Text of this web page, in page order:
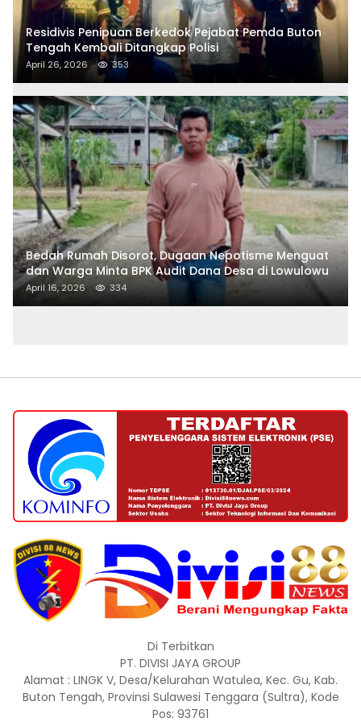
Residivis Penipuan Berkedok Pejabat Pemda Buton
Tengah Kembali Ditangkap Polisi
April 26, 2026 353
Bedah Rumah Disorot, Dugaan Nepotisme Menguat
dan Warga Minta BPK Audit Dana Desa di Lowulowu
April 16, 2026 334
Di Terbitkan
PT. DIVISI JAYA GROUP
Alamat : LINGK V, Desa/Kelurahan Watulea, Kec. Gu, Kab.
Buton Tengah, Provinsi Sulawesi Tenggara (Sultra), Kode
Pos: 93761